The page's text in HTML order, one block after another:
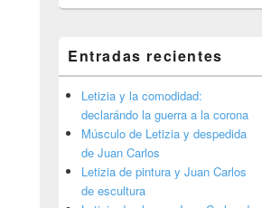
Entradas recientes
Letizia y la comodidad:
declarándo la guerra a la corona
Músculo de Letizia y despedida
de Juan Carlos
Letizia de pintura y Juan Carlos
de escultura